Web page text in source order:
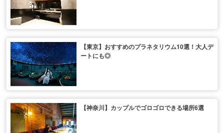
【東京】おすすめのプラネタリウム10選！大人デ
ートにも◎
【神奈川】カップルでゴロゴロできる場所6選